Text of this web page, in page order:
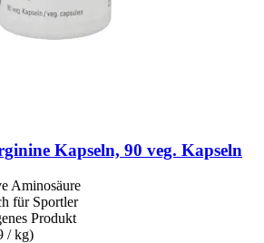
Kapseln, 90 veg. Kapseln
Aminosäure
für Sportler
Produkt
/ kg)